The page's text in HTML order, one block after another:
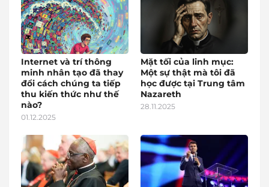
Internet và trí thông
minh nhân tạo đã thay
đổi cách chúng ta tiếp
thu kiến thức như thế
nào?
01.12.2025
Mặt tối của linh mục:
Một sự thật mà tôi đã
học được tại Trung tâm
Nazareth
28.11.2025